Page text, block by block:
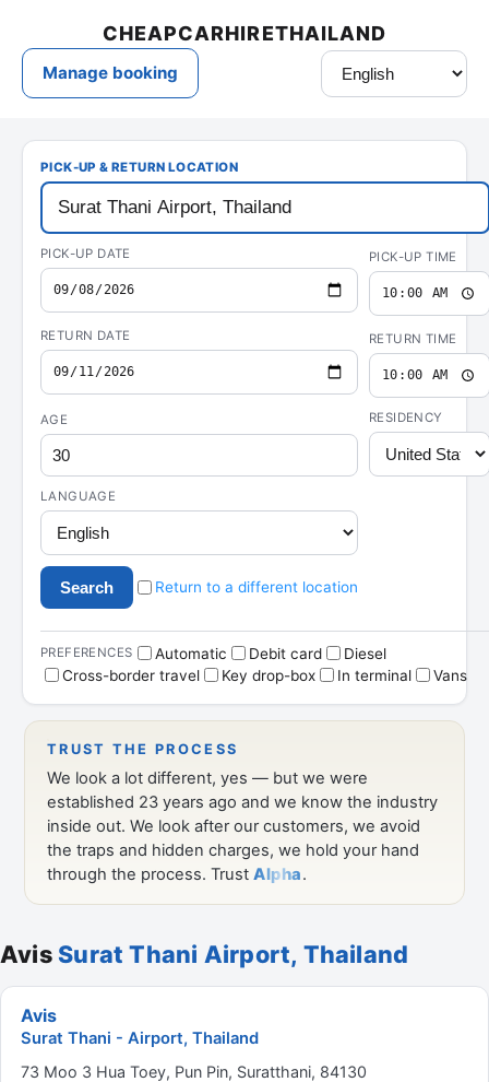
AvisSurat Thani Airport, Thailand
Avis
Surat Thani - Airport, Thailand
73 Moo 3 Hua Toey, Pun Pin, Suratthani, 84130